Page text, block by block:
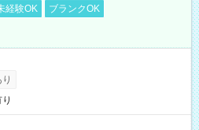
経験OK
ブランクOK